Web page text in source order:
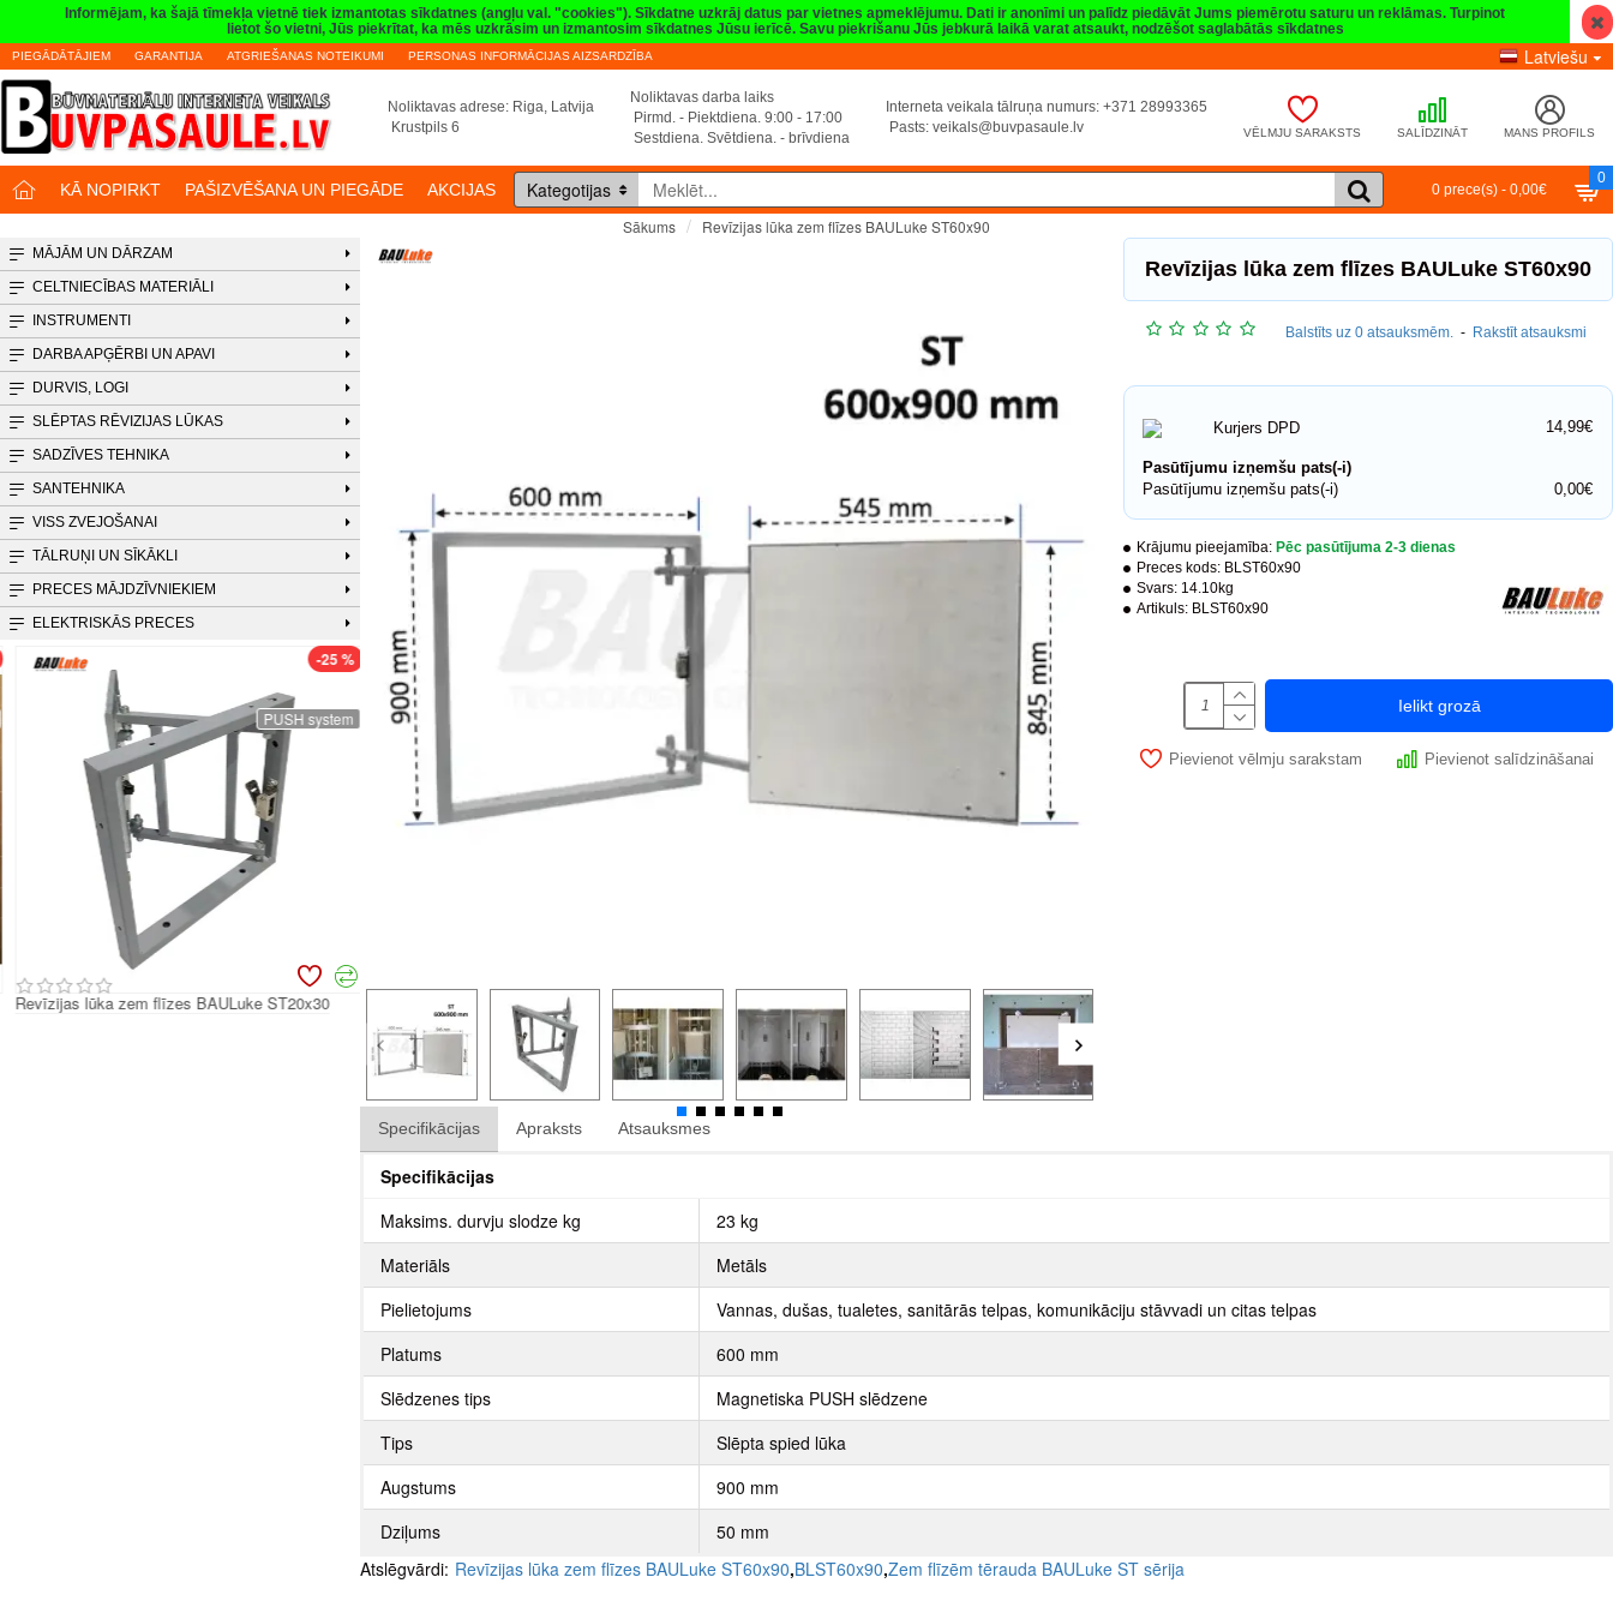
Informējam, ka šajā tīmekļa vietnē tiek izmantotas sīkdatnes (angļu val. "cookies"). Sīkdatne uzkrāj datus par vietnes apmeklējumu. Dati ir anonīmi un palīdz piedāvāt Jums piemērotu saturu un reklāmas. Turpinot
lietot šo vietni, Jūs piekrītat, ka mēs uzkrāsim un izmantosim sīkdatnes Jūsu ierīcē. Savu piekrišanu Jūs jebkurā laikā varat atsaukt, nodzēšot saglabātās sīkdatnes
PIEGĀDĀTĀJIEM GARANTIJA ATGRIEŠANAS NOTEIKUMI PERSONAS INFORMĀCIJAS AIZSARDZĪBA Latviešu
Noliktavas adrese: Riga, Latvija
Krustpils 6
Noliktavas darba laiks
Pirmd. - Piektdiena. 9:00 - 17:00
Sestdiena. Svētdiena. - brīvdiena
Interneta veikala tālruņa numurs: +371 28993365
Pasts: veikals@buvpasaule.lv VĒLMJU SARAKSTS SALĪDZINĀT MANS PROFILS
KĀ NOPIRKT PAŠIZVĒŠANA UN PIEGĀDE AKCIJAS Kategotijas 0 prece(s) - 0,00€
0
Sākums Revīzijas lūka zem flīzes BAULuke ST60x90
MĀJĀM UN DĀRZAM
CELTNIECĪBAS MATERIĀLI
INSTRUMENTI
DARBA APĢĒRBI UN APAVI
DURVIS, LOGI
SLĒPTAS RĒVIZIJAS LŪKAS
SADZĪVES TEHNIKA
SANTEHNIKA
VISS ZVEJOŠANAI
TĀLRUŅI UN SĪKĀKLI
PRECES MĀJDZĪVNIEKIEM
ELEKTRISKĀS PRECES
PUSH system
-25 %
Revīzijas lūka zem flīzes BAULuke ST20x30
-25 %
Revīzijas lūka zem flīzes BAULuke ST20x40
PUSH system
-25 %
Revīzijas lūka zem flīzes BAULuke ST20x50
PUSH system
Revīzijas lūka zem flīzes BAULuke ST20x60
Revīzijas lūka zem flīzes BAULuke ST60x90
Krājumu pieejamība: Pēc pasūtījuma 2-3 dienas
Preces kods: BLST60x90
Svars: 14.10kg
Artikuls: BLST60x90
Balstīts uz 0 atsauksmēm. - Rakstīt atsauksmi
Kurjers DPD 14,99€
Pasūtījumu izņemšu pats(-i)
Pasūtījumu izņemšu pats(-i)
0,00€
Ielikt grozā
Pievienot vēlmju sarakstam Pievienot salīdzināšanai
Specifikācijas Apraksts Atsauksmes
Specifikācijas
Maksims. durvju slodze kg
23 kg
Materiāls
Metāls
Pielietojums
Vannas, dušas, tualetes, sanitārās telpas, komunikāciju stāvvadi un citas telpas
Platums
600 mm
Slēdzenes tips
Magnetiska PUSH slēdzene
Tips
Slēpta spied lūka
Augstums
900 mm
Dziļums
50 mm
Atslēgvārdi: Revīzijas lūka zem flīzes BAULuke ST60x90,BLST60x90,Zem flīzēm tērauda BAULuke ST sērija